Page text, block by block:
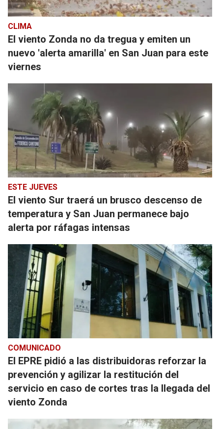
CLIMA
El viento Zonda no da tregua y emiten un
nuevo 'alerta amarilla' en San Juan para este
viernes
ESTE JUEVES
El viento Sur traerá un brusco descenso de
temperatura y San Juan permanece bajo
alerta por ráfagas intensas
COMUNICADO
El EPRE pidió a las distribuidoras reforzar la
prevención y agilizar la restitución del
servicio en caso de cortes tras la llegada del
viento Zonda